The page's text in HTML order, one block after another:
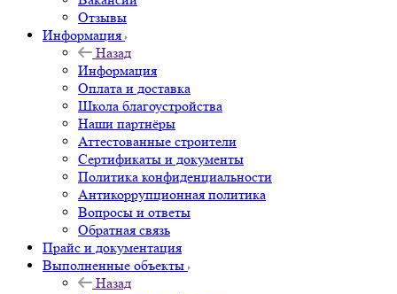
Отзывы
Информация
Назад
Информация
Оплата и доставка
Школа благоустройства
Наши партнёры
Аттестованные строители
Сертификаты и документы
Политика конфиденциальности
Антикоррупционная политика
Вопросы и ответы
Обратная связь
Прайс и документация
Выполненные объекты
Назад